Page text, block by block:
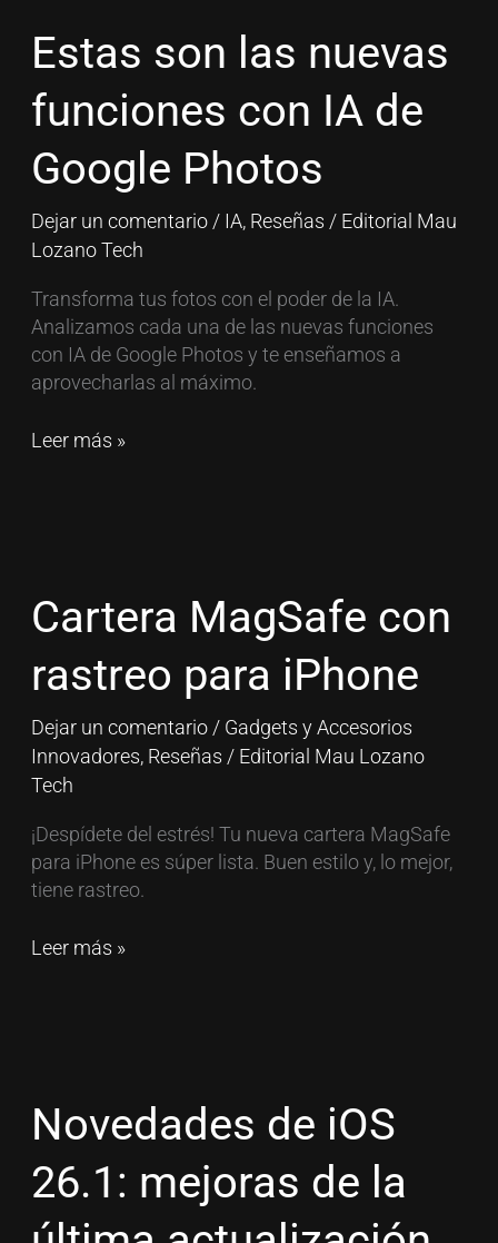
Estas son las nuevas
funciones con IA de
Google Photos
Dejar un comentario / IA, Reseñas / Editorial Mau
Lozano Tech
Transforma tus fotos con el poder de la IA.
Analizamos cada una de las nuevas funciones
con IA de Google Photos y te enseñamos a
aprovecharlas al máximo.
las
nuevas
funciones
con
de
Photos
Leer más »
Cartera MagSafe con
rastreo para iPhone
Dejar un comentario / Gadgets y Accesorios
Innovadores, Reseñas / Editorial Mau Lozano
Tech
¡Despídete del estrés! Tu nueva cartera MagSafe
para iPhone es súper lista. Buen estilo y, lo mejor,
tiene rastreo.
con
rastreo
iPhone
Leer más »
Novedades de iOS
26.1: mejoras de la
iOS
26.1:
mejoras
de
la